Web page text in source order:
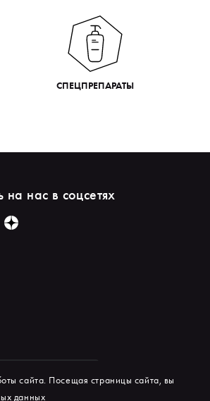
СПЕЦПРЕПАРАТЫ
нас в соцсетях
сайта. Посещая страницы сайта, вы
данных